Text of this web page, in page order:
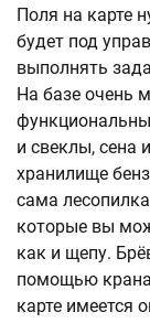
Поля на карте
будет под
выполнять
На базе очень
и свеклы, сена
хранилище
сама
которые вы
как и щепу.
помощью крана
карте имеется